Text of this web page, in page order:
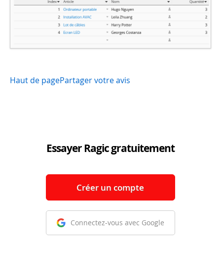
Haut de pagePartager votre avis
Essayer Ragic gratuitement
Créer un compte
Connectez-vous avec Google